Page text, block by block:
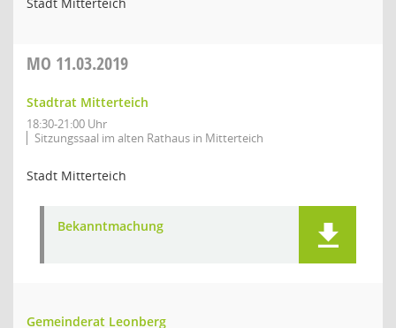
MO 11.03.2019
Stadtrat Mitterteich
18:30-21:00 Uhr
Sitzungssaal im alten Rathaus in Mitterteich
Stadt Mitterteich
Bekanntmachung
Gemeinderat Leonberg